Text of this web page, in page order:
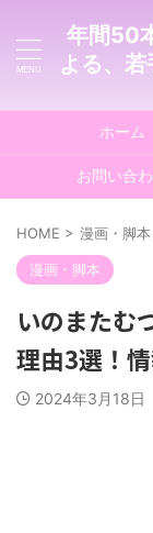
年間50
よる、
ホーム
お問い合
HOME > 漫画・脚本
漫画・脚本
いのまたむ
理由3選！
2024年3月18日